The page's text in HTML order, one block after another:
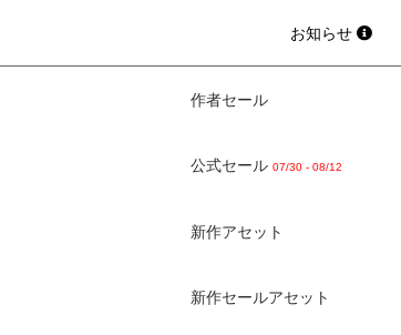
お知らせ
作者セール
公式セール 07/30 - 08/12
新作アセット
新作セールアセット